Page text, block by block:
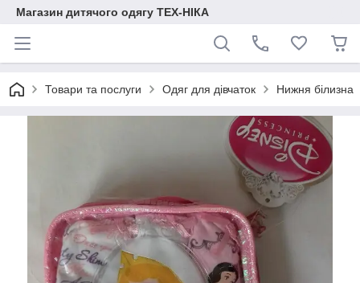
Магазин дитячого одягу ТЕХ-НІКА
Товари та послуги Одяг для дівчаток Нижня білизна